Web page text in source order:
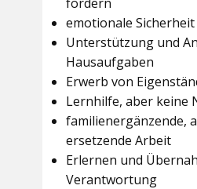
emotionale
Unterstützung und
Hausaufgaben
Erwerb von
Lernhilfe, aber keine
familienergänzende,
ersetzende Arbeit
Erlernen und
Verantwortung